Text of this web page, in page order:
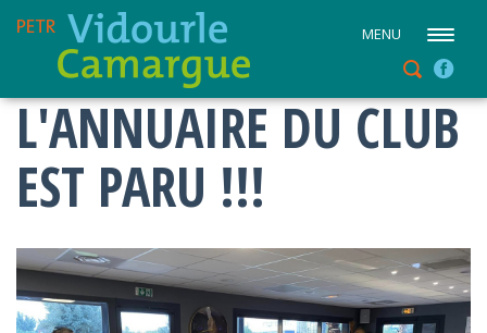
MENU
L'ANNUAIRE DU CLUB
EST PARU !!!